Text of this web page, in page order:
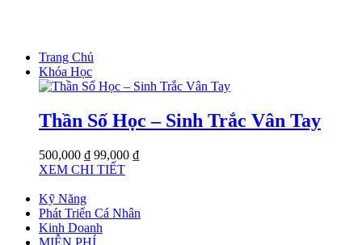
Trang Chủ
Khóa Học
Thần Số Học – Sinh Trắc Vân Tay
500,000 ₫ 99,000 ₫
XEM CHI TIẾT
Kỹ Năng
Phát Triển Cá Nhân
Kinh Doanh
MIỄN PHÍ